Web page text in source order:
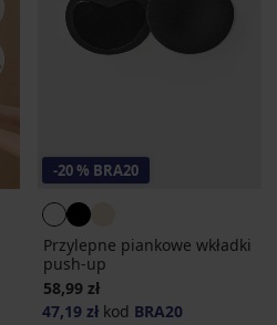
-20 % BRA20
Przylepne piankowe wkładki
push-up
58,99 zł
47,19 zł kod BRA20